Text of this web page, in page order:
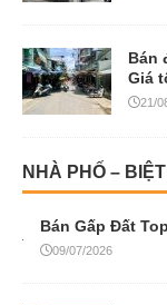
Bán
Giá
21/
NHÀ PHỐ –
Bán Gấp Đất
09/07/2026